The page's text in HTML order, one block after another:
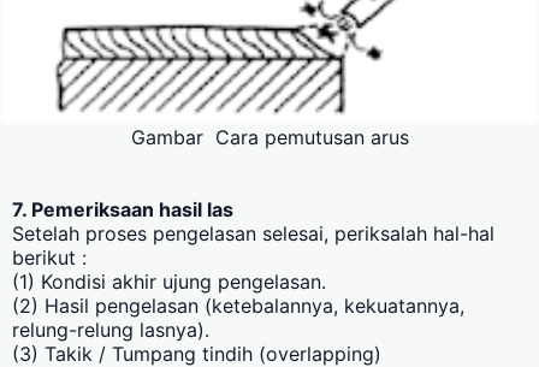
Gambar Cara pemutusan arus
7. Pemeriksaan hasil las
Setelah proses pengelasan selesai, periksalah hal-hal
berikut :
(1) Kondisi akhir ujung pengelasan.
(2) Hasil pengelasan (ketebalannya, kekuatannya,
relung-relung lasnya).
(3) Takik / Tumpang tindih (overlapping)